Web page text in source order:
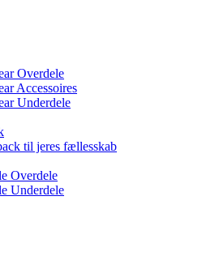
Overdele
Accessoires
Underdele
til jeres fællesskab
Overdele
Underdele